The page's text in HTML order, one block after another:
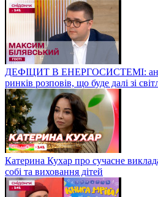
ДЕФІЦИТ В ЕНЕРГОСИСТЕМІ:
ринків розповів, що буде далі зі
Катерина Кухар про сучасне
собі та виховання дітей